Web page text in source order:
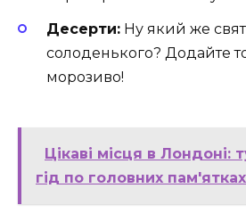
Десерти: Ну який же
солоденького? Додайте
морозиво!
Цікаві місця в Лондоні:
гід по головних